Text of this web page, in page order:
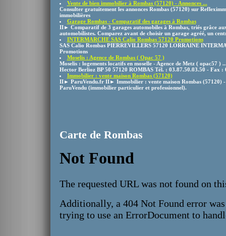
Vente de bien immobilier à Rombas (57120) - Annonces ...
Consulter gratuitement les annonces Rombas (57120) sur
immobilières
Garage Rombas - Comparatif des garages à Rombas
II► Comparatif de 3 garages automobiles à Rombas, triés grâce
automobilistes. Comparez avant de choisir un garage agréé, un
INTERMARCHE SAS Calio Rombas 57120 Promotions
SAS Calio Rombas PIERREVILLERS 57120 LORRAINE
Promotions
Moselis : Agence de Rombas ( Opac 57 )
Moselis : logements locatifs en moselle - Agence de Metz ( opac57 )
Hector Berlioz BP 50 57120 ROMBAS Tél. : 03.87.50.03.50 - Fax :
Immobilier : vente maison Rombas (57120)
II► ParuVendu.fr II► Immobilier : vente maison Rombas (57120) -
ParuVendu (immobilier particulier et professionnel).
Carte de Rombas